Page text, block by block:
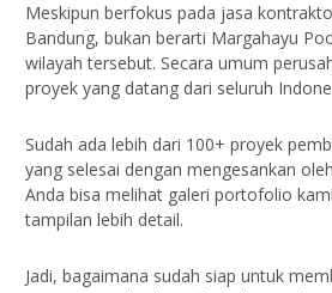
Meskipun berfokus pada jasa
Bandung, bukan berarti Margahayu
wilayah tersebut. Secara umum
proyek yang datang dari seluruh
Sudah ada lebih dari 100+ proyek
yang selesai dengan mengesankan
Anda bisa melihat galeri portofolio
tampilan lebih detail.
Jadi, bagaimana sudah siap untuk